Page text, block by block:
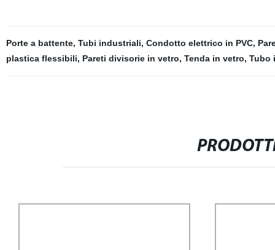
Porte a battente, Tubi industriali, Condotto elettrico in PVC,
plastica flessibili, Pareti divisorie in vetro, Tenda in vetro, Tubo